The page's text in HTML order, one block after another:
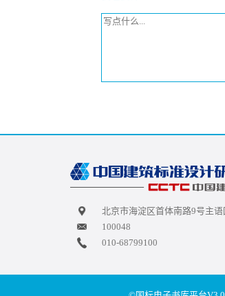
北京市海淀区首体南路9号主
100048
010-68799100